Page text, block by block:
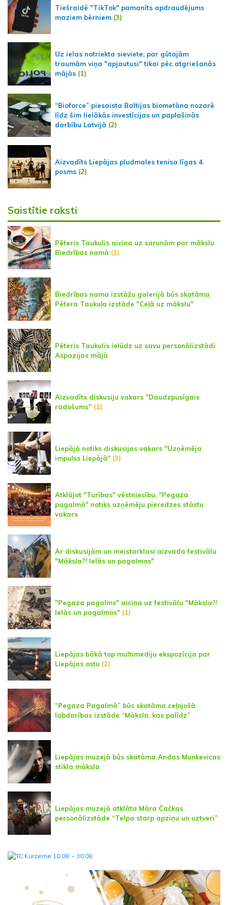
Tiešraidē "TikTok" pamanīts apdraudējums
maziem bērniem (3)
Uz ielas notriekta sieviete; par gūtajām
traumām viņa "apjautusi" tikai pēc atgriešanās
mājās (1)
“Bioforce” piesaista Baltijas biometāna nozarē
līdz šim lielākās investīcijas un paplašinās
darbību Latvijā (2)
Aizvadīts Liepājas pludmales tenisa līgas 4.
posms (2)
Saistītie raksti
Pēteris Taukulis aicina uz sarunām par mākslu
Biedrības namā (1)
Biedrības nama izstāžu galerijā būs skatāma
Pētera Taukuļa izstāde "Ceļā uz mākslu"
Pēteris Taukulis ielūdz uz savu personālizstādi
Aspazijas mājā
Aizvadīts diskusiju vakars "Daudzpusīgais
radošums" (1)
Liepājā notiks diskusijas vakars "Uzņēmēja
impulss Liepājā" (3)
Atklājot "Turības" vēstniecību, "Pegaza
pagalmā" notiks uzņēmēju pieredzes stāstu
vakars
Ar diskusijām un meistarklasi aizvada festivālu
"Māksla?! Ielās un pagalmos"
"Pegaza pagalms" aicina uz festivālu "Māksla?!
Ielās un pagalmos" (1)
Liepājas bākā top multimediju ekspozīcija par
Liepājas ostu (2)
“Pegaza Pagalmā” būs skatāma ceļojošā
labdarības izstāde “Māksla, kas palīdz”
Liepājas muzejā būs skatāma Andas Munkevicas
stikla māksla
Liepājas muzejā atklāta Māra Čačkas
personālizstāde “Telpa starp apziņu un uztveri”